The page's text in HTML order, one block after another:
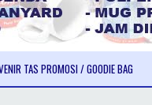
TAS PROMOSI / GOODIE BAG